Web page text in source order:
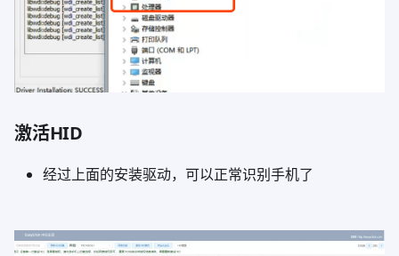
激活HID
经过上面的安装驱动，可以正常识别手机了